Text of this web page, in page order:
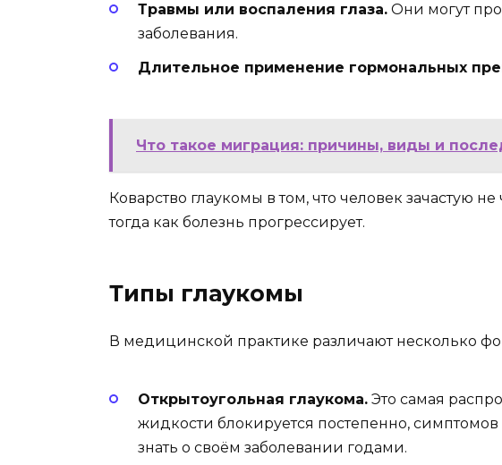
Травмы или воспаления глаза. Они могут
заболевания.
Длительное применение гормональных
Что такое миграция: причины, виды и
Коварство глаукомы в том, что человек зачастую
тогда как болезнь прогрессирует.
Типы глаукомы
В медицинской практике различают несколько
Открытоугольная глаукома. Это самая
жидкости блокируется постепенно,
знать о своём заболевании годами.